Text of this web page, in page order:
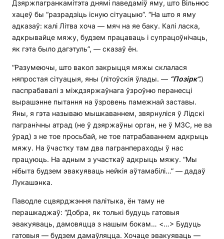
Дзяржпагранкамітэта днямі паведаміў яму, што Вільнюс
хацеў бы “разрадзіць існую сітуацыю”. “На што я яму
адказаў: калі Літва хоча — мяч на яе баку. Калі ласка,
адкрывайце мяжу, будзем працаваць і супрацоўнічаць,
як гэта было дагэтуль”, — сказаў ён.
“Разумеючы, што вакол закрыцця мяжы склалася
няпростая сітуацыя, яны (літоўскія ўлады. — “Позірк”.)
паспрабавалі з міждзяржаўнага ўзроўню перанесці
вырашэнне пытання на ўзровень памежнай заставы.
Яны, я гэта называю мышкаваннем, звярнуліся ў Лідскі
пагранічны атрад (не ў дзяржаўны орган, не ў МЗС, не ва
ўрад) з не тое просьбай, не тое патрабаваннем адкрыць
мяжу. На ўчастку там два пагранпераходы ў нас
працуюць. На адным з участкаў адкрыць мяжу. “Мы
нібыта будзем эвакуяваць нейкія аўтамабілі…” — дадаў
Лукашэнка.
Паводле сцвярджэння палітыка, ён таму не
перашкаджаў: “Добра, як толькі будуць гатовыя
эвакуяваць, дамовяцца з нашым бокам… <…> Будуць
гатовыя — будзем дамаўляцца. Хочаце эвакуяваць —